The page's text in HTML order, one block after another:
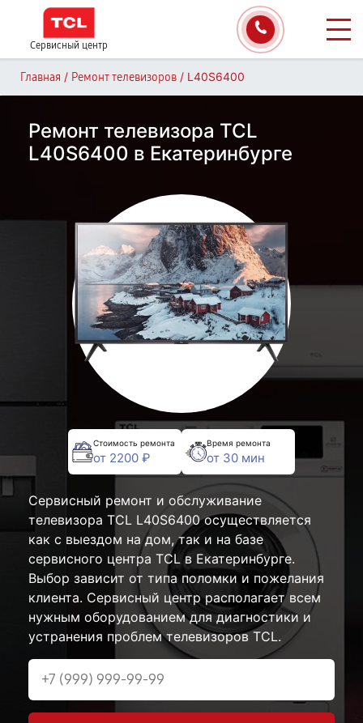
Сервисный центр
Главная / Ремонт телевизоров / L40S6400
Ремонт телевизора TCL
L40S6400 в Екатеринбурге
Стоимость ремонта
от 2200 ₽
Время ремонта
от 30 мин
Сервисный ремонт и обслуживание
телевизора TCL L40S6400 осуществляется
как с выездом на дом, так и на базе
сервисного центра TCL в Екатеринбурге.
Выбор зависит от типа поломки и пожелания
клиента. Сервисный центр располагает всем
нужным оборудованием для диагностики и
устранения проблем телевизоров TCL.